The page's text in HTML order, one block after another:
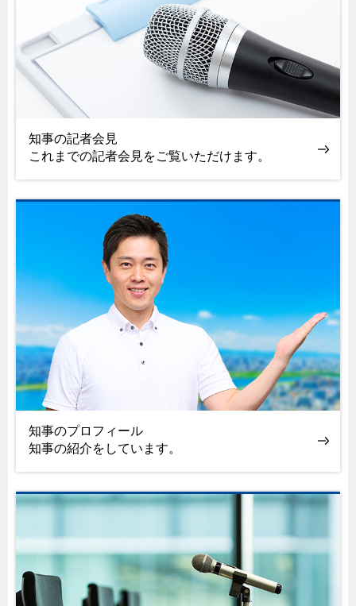
知事の記者会見
これまでの記者会見をご覧いただけます。
知事のプロフィール
知事の紹介をしています。